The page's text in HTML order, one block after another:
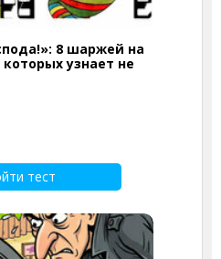
8 шаржей на
узнает не
тест